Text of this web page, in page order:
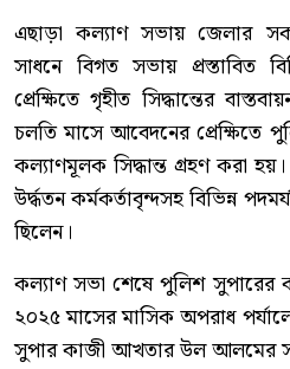
এছাড়া কল্যাণ সভায় জেলার
সাধনে বিগত সভায় প্রস্তাবিত
প্রেক্ষিতে গৃহীত সিদ্ধান্তের
চলতি মাসে আবেদনের প্রেক্ষিতে
কল্যাণমূলক সিদ্ধান্ত গ্রহণ করা
উর্দ্ধতন কর্মকর্তাবৃন্দসহ বিভিন্ন
ছিলেন।
কল্যাণ সভা শেষে পুলিশ সুপারের
২০২৫ মাসের মাসিক অপরাধ
সুপার কাজী আখতার উল আলমের